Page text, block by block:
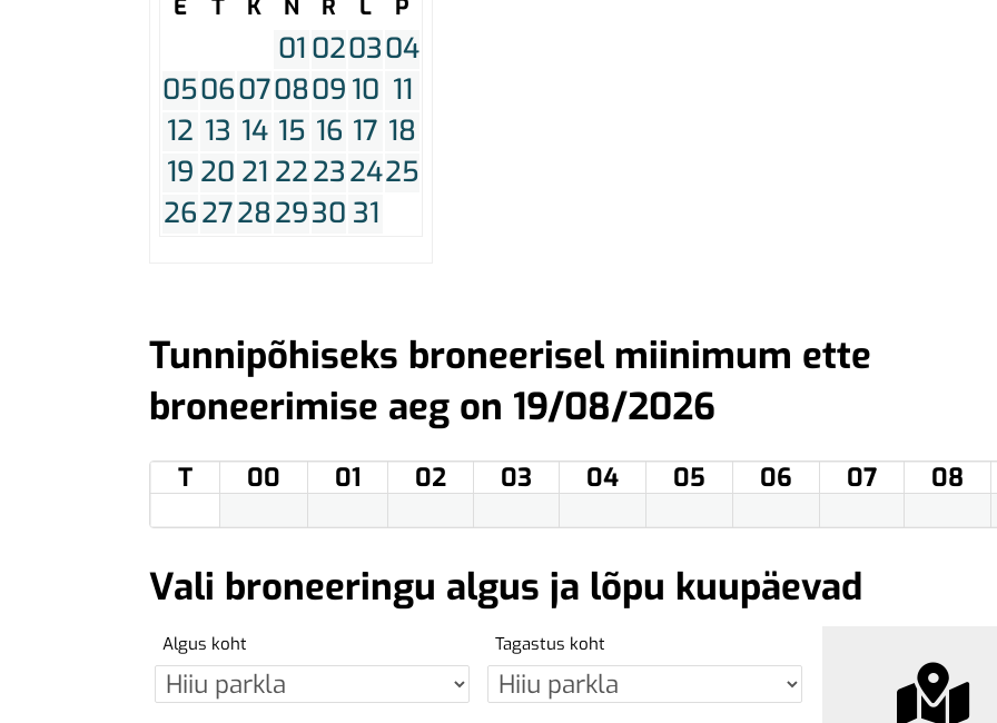
E T K N R L P
01 020304
0506070809 10 11
12 13 14 15 16 17 18
19 20 21 22232425
2627282930 31
Tunnipõhiseks broneerisel miinimum ette
broneerimise aeg on 19/08/2026
T 00 01 02 03 04 05 06 07 08
Vali broneeringu algus ja lõpu kuupäevad
Algus koht Tagastus koht